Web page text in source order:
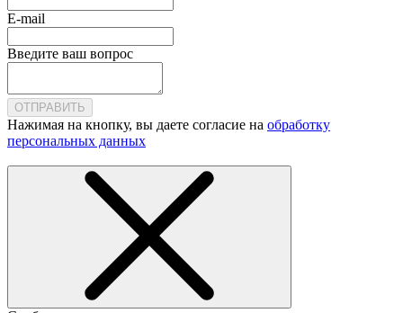
E-mail
Введите ваш вопрос
ОТПРАВИТЬ
Нажимая на кнопку, вы даете согласие на обработку
персональных данных